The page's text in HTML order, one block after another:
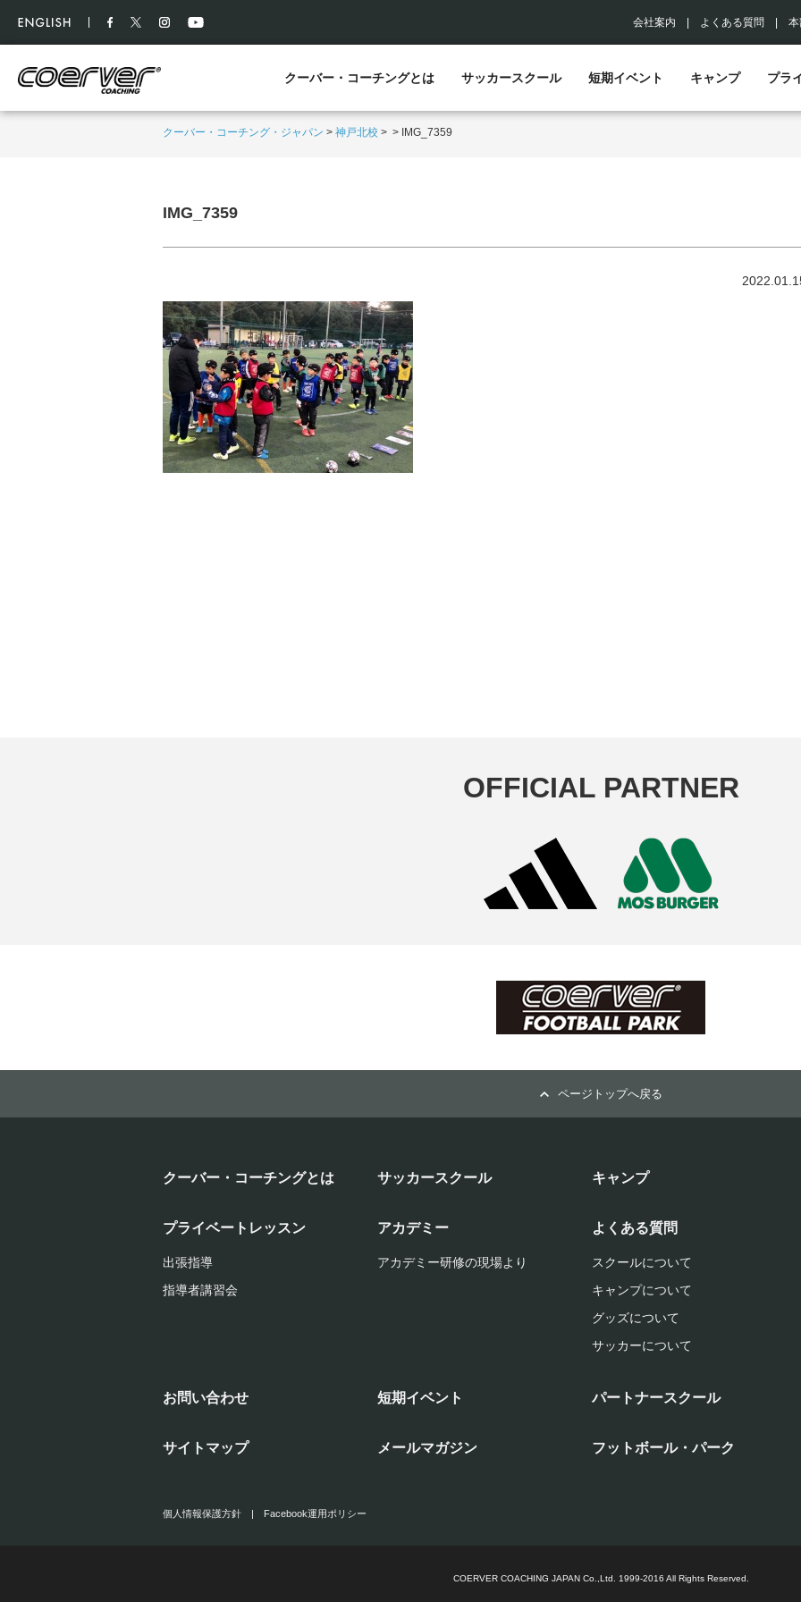
会社案内 よくある質問
クーバー・コーチングとは サッカースクール 短期イベント キャンプ プラ
クーバー・コーチング・ジャパン > 神戸北校 > > IMG_7359
IMG_7359
OFFICIAL PARTNER
ページトップへ戻る
クーバー・コーチングとは サッカースクール キャンプ
プライベートレッスン
出張指導
指導者講習会
アカデミー
アカデミー研修の現場より
よくある質問
スクールについて
キャンプについて
グッズについて
サッカーについて
お問い合わせ 短期イベント パートナースクール
サイトマップ メールマガジン フットボール・パーク
個人情報保護方針 | Facebook運用ポリシー
COERVER COACHING JAPAN Co.,Ltd. 1999-2016 All Rights Reserved.